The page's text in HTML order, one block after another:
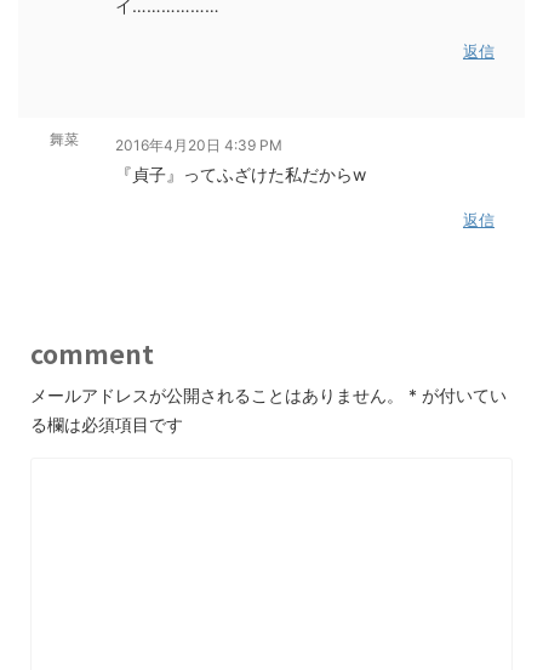
イ………………
返信
舞菜 2016年4月20日 4:39 PM
『貞子』ってふざけた私だからw
返信
comment
メールアドレスが公開されることはありません。 * が付いてい
る欄は必須項目です